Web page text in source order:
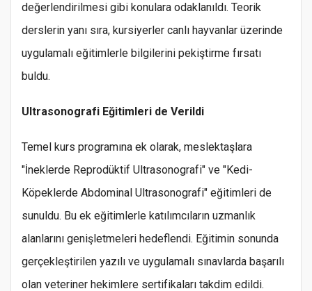
değerlendirilmesi gibi konulara odaklanıldı. Teorik
derslerin yanı sıra, kursiyerler canlı hayvanlar üzerinde
uygulamalı eğitimlerle bilgilerini pekiştirme fırsatı
buldu.
Ultrasonografi Eğitimleri de Verildi
Temel kurs programına ek olarak, meslektaşlara
"İneklerde Reprodüktif Ultrasonografi" ve "Kedi-
Köpeklerde Abdominal Ultrasonografi" eğitimleri de
sunuldu. Bu ek eğitimlerle katılımcıların uzmanlık
alanlarını genişletmeleri hedeflendi. Eğitimin sonunda
gerçekleştirilen yazılı ve uygulamalı sınavlarda başarılı
olan veteriner hekimlere sertifikaları takdim edildi.